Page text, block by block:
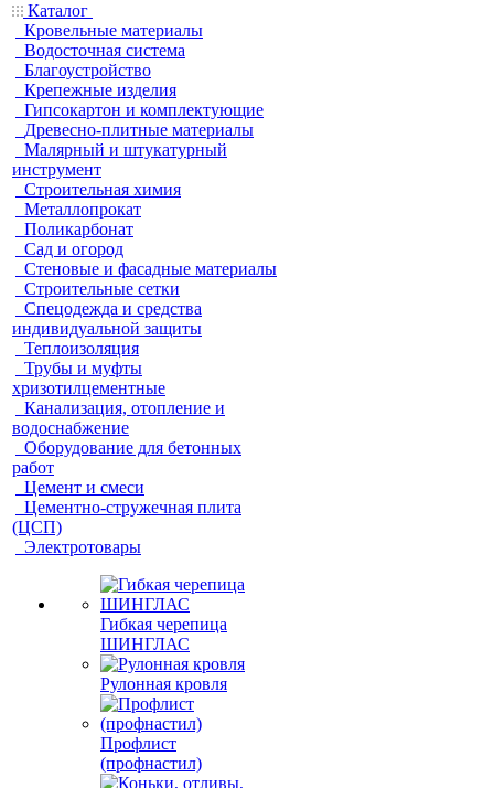
Каталог
Кровельные материалы
Водосточная система
Благоустройство
Крепежные изделия
Гипсокартон и комплектующие
Древесно-плитные материалы
Малярный и штукатурный
инструмент
Строительная химия
Металлопрокат
Поликарбонат
Сад и огород
Стеновые и фасадные материалы
Строительные сетки
Спецодежда и средства
индивидуальной защиты
Теплоизоляция
Трубы и муфты
хризотилцементные
Канализация, отопление и
водоснабжение
Оборудование для бетонных
работ
Цемент и смеси
Цементно-стружечная плита
(ЦСП)
Электротовары
Гибкая черепица
ШИНГЛАС
Рулонная кровля
Профлист
(профнастил)